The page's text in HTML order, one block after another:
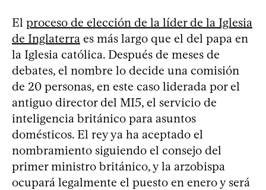
El proceso de elección de la líder de la Iglesia
de Inglaterra es más largo que el del papa en
la Iglesia católica. Después de meses de
debates, el nombre lo decide una comisión
de 20 personas, en este caso liderada por el
antiguo director del MI5, el servicio de
inteligencia británico para asuntos
domésticos. El rey ya ha aceptado el
nombramiento siguiendo el consejo del
primer ministro británico, y la arzobispa
ocupará legalmente el puesto en enero y será